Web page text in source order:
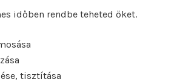
időben rendbe teheted őket.
tisztítása